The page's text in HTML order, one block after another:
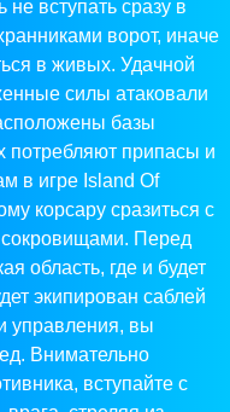
вступать сразу в
ворот, иначе
в живых. Удачной
силы атаковали
базы
потребляют припасы и
в игре Island Of
корсару сразиться с
сокровищами. Перед
область, где и будет
экипирован саблей
управления, вы
Внимательно
вступайте с